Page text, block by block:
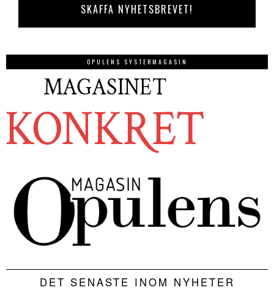
OPULENS SYSTERMAGASIN
DET SENASTE INOM NYHETER